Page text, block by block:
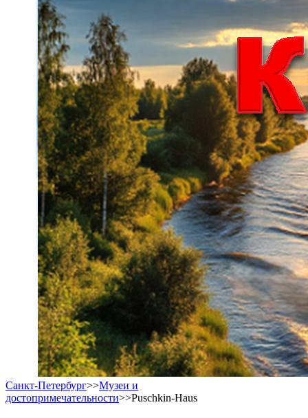
Санкт-Петербург>>Музеи и
достопримечательности>>Puschkin-Haus